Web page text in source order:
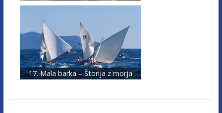
17. Mala barka – Štorija z morja